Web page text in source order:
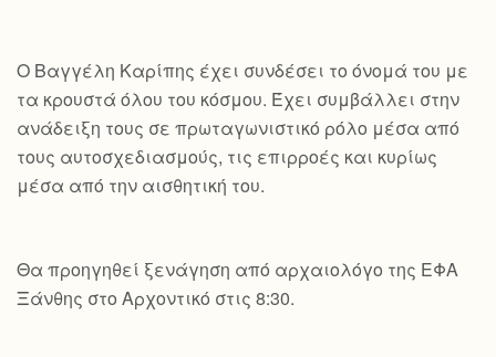
Ο Βαγγέλη Καρίπης έχει συνδέσει το όνομά του με
τα κρουστά όλου του κόσμου. Έχει συμβάλλει στην
ανάδειξη τους σε πρωταγωνιστικό ρόλο μέσα από
τους αυτοσχεδιασμούς, τις επιρροές και κυρίως
μέσα από την αισθητική του.
Θα προηγηθεί ξενάγηση από αρχαιολόγο της ΕΦΑ
Ξάνθης στο Αρχοντικό στις 8:30.